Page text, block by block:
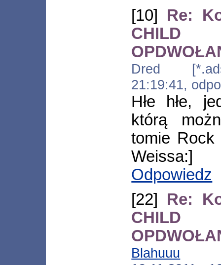
[10] Re:
CHILD
Dred
21:19:41,
Hłe hłe,
którą
tomie Rock
Weissa:]
Odpowiedz
[22] Re:
CHILD
Blahuuu